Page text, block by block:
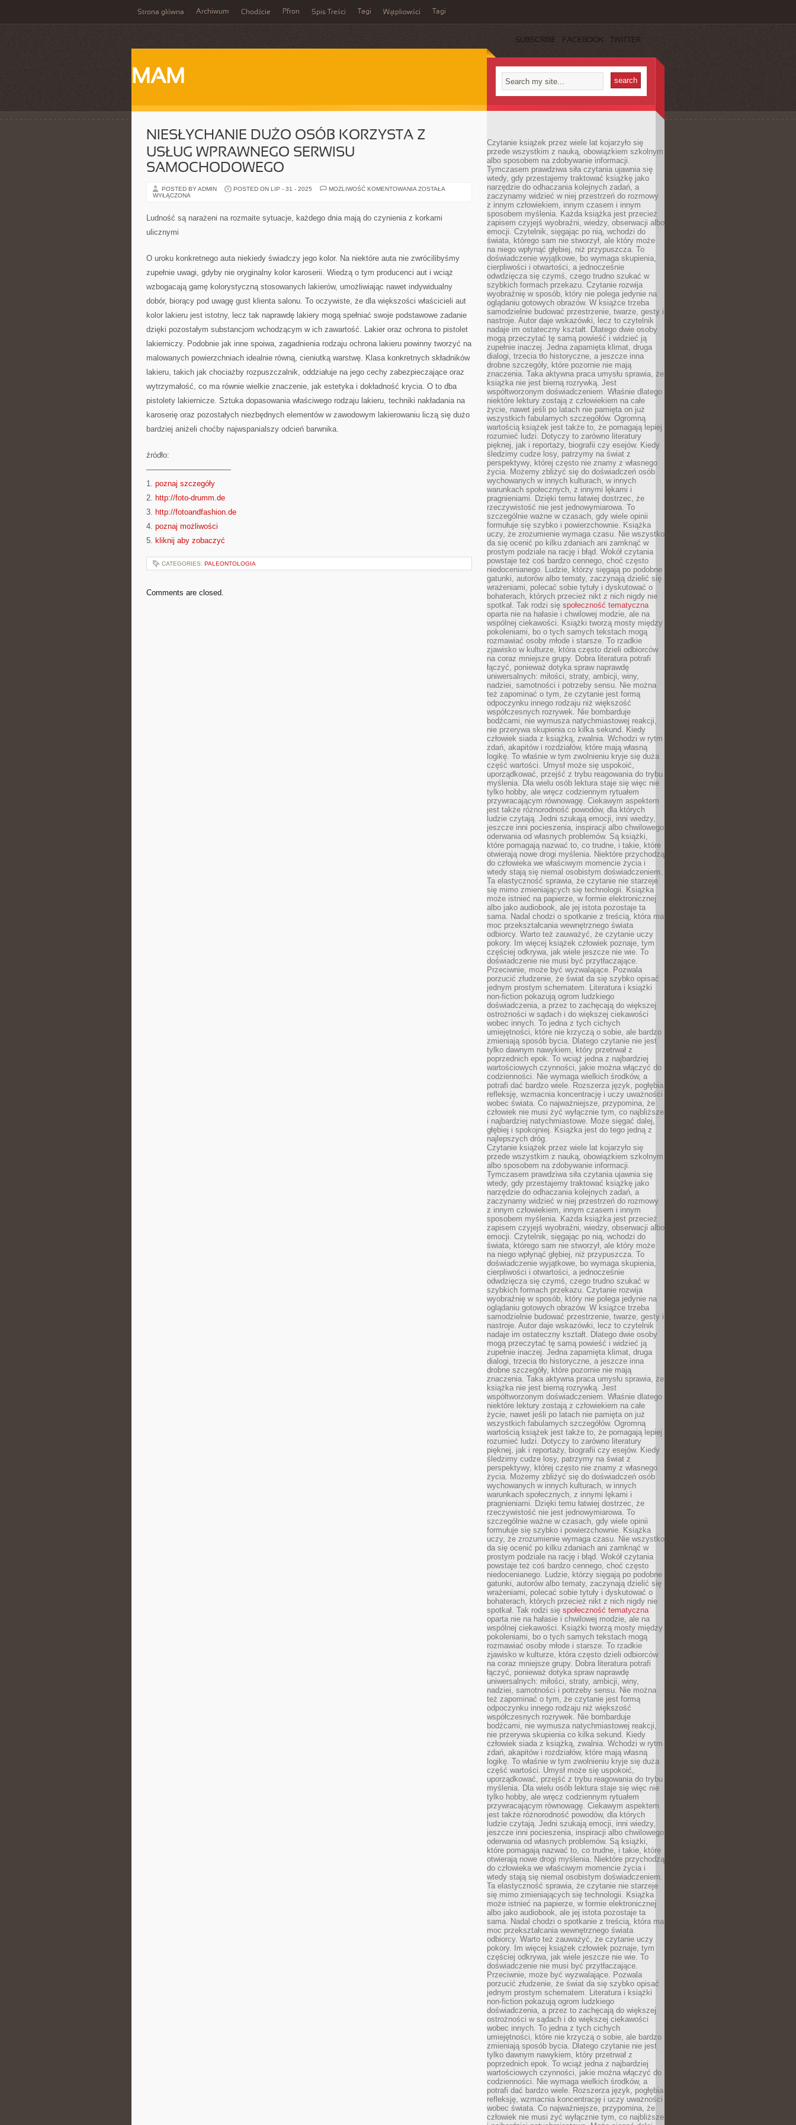
Strona główna Archiwum Chodźcie Pfron Spis Treści Tagi Wątpliowści Tagi
SUBSCRIBE FACEBOOK TWITTER
MAM
NIESŁYCHANIE DUŻO OSÓB KORZYSTA Z
USŁUG WPRAWNEGO SERWISU
SAMOCHODOWEGO
POSTED BY ADMIN POSTED ON LIP - 31 - 2025 MOŻLIWOŚĆ KOMENTOWANIA NIESŁYCHANIE
USŁUG
ZOSTAŁA
WYŁĄCZONA
Ludność są narażeni na rozmaite sytuacje, każdego dnia mają do czynienia z korkami
ulicznymi
O uroku konkretnego auta niekiedy świadczy jego kolor. Na niektóre auta nie zwrócilibyśmy
zupełnie uwagi, gdyby nie oryginalny kolor karoserii. Wiedzą o tym producenci aut i wciąż
wzbogacają gamę kolorystyczną stosowanych lakierów, umożliwiając nawet indywidualny
dobór, biorący pod uwagę gust klienta salonu. To oczywiste, że dla większości właścicieli aut
kolor lakieru jest istotny, lecz tak naprawdę lakiery mogą spełniać swoje podstawowe zadanie
dzięki pozostałym substancjom wchodzącym w ich zawartość. Lakier oraz ochrona to pistolet
lakierniczy. Podobnie jak inne spoiwa, zagadnienia rodzaju ochrona lakieru powinny tworzyć na
malowanych powierzchniach idealnie równą, cieniutką warstwę. Klasa konkretnych składników
lakieru, takich jak chociażby rozpuszczalnik, oddziałuje na jego cechy zabezpieczające oraz
wytrzymałość, co ma równie wielkie znaczenie, jak estetyka i dokładność krycia. O to dba
pistolety lakiernicze. Sztuka dopasowania właściwego rodzaju lakieru, techniki nakładania na
karoserię oraz pozostałych niezbędnych elementów w zawodowym lakierowaniu liczą się dużo
bardziej aniżeli choćby najwspanialszy odcień barwnika.
źródło:
———————————
1. poznaj szczegóły
2. http://foto-drumm.de
3. http://fotoandfashion.de
4. poznaj możliwości
5. kliknij aby zobaczyć
CATEGORIES: PALEONTOLOGIA
Comments are closed.
Czytanie książek przez wiele lat kojarzyło się
przede wszystkim z nauką, obowiązkiem szkolnym
albo sposobem na zdobywanie informacji.
Tymczasem prawdziwa siła czytania ujawnia się
wtedy, gdy przestajemy traktować książkę jako
narzędzie do odhaczania kolejnych zadań, a
zaczynamy widzieć w niej przestrzeń do rozmowy
z innym człowiekiem, innym czasem i innym
sposobem myślenia. Każda książka jest przecież
zapisem czyjejś wyobraźni, wiedzy, obserwacji albo
emocji. Czytelnik, sięgając po nią, wchodzi do
świata, którego sam nie stworzył, ale który może
na niego wpłynąć głębiej, niż przypuszcza. To
doświadczenie wyjątkowe, bo wymaga skupienia,
cierpliwości i otwartości, a jednocześnie
odwdzięcza się czymś, czego trudno szukać w
szybkich formach przekazu. Czytanie rozwija
wyobraźnię w sposób, który nie polega jedynie na
oglądaniu gotowych obrazów. W książce trzeba
samodzielnie budować przestrzenie, twarze, gesty i
nastroje. Autor daje wskazówki, lecz to czytelnik
nadaje im ostateczny kształt. Dlatego dwie osoby
mogą przeczytać tę samą powieść i widzieć ją
zupełnie inaczej. Jedna zapamięta klimat, druga
dialogi, trzecia tło historyczne, a jeszcze inna
drobne szczegóły, które pozornie nie mają
znaczenia. Taka aktywna praca umysłu sprawia, że
książka nie jest bierną rozrywką. Jest
współtworzonym doświadczeniem. Właśnie dlatego
niektóre lektury zostają z człowiekiem na całe
życie, nawet jeśli po latach nie pamięta on już
wszystkich fabularnych szczegółów. Ogromną
wartością książek jest także to, że pomagają lepiej
rozumieć ludzi. Dotyczy to zarówno literatury
pięknej, jak i reportaży, biografii czy esejów. Kiedy
śledzimy cudze losy, patrzymy na świat z
perspektywy, której często nie znamy z własnego
życia. Możemy zbliżyć się do doświadczeń osób
wychowanych w innych kulturach, w innych
warunkach społecznych, z innymi lękami i
pragnieniami. Dzięki temu łatwiej dostrzec, że
rzeczywistość nie jest jednowymiarowa. To
szczególnie ważne w czasach, gdy wiele opinii
formułuje się szybko i powierzchownie. Książka
uczy, że zrozumienie wymaga czasu. Nie wszystko
da się ocenić po kilku zdaniach ani zamknąć w
prostym podziale na rację i błąd. Wokół czytania
powstaje też coś bardzo cennego, choć często
niedocenianego. Ludzie, którzy sięgają po podobne
gatunki, autorów albo tematy, zaczynają dzielić się
wrażeniami, polecać sobie tytuły i dyskutować o
bohaterach, których przecież nikt z nich nigdy nie
spotkał. Tak rodzi się społeczność tematyczna
oparta nie na hałasie i chwilowej modzie, ale na
wspólnej ciekawości. Książki tworzą mosty między
pokoleniami, bo o tych samych tekstach mogą
rozmawiać osoby młode i starsze. To rzadkie
zjawisko w kulturze, która często dzieli odbiorców
na coraz mniejsze grupy. Dobra literatura potrafi
łączyć, ponieważ dotyka spraw naprawdę
uniwersalnych: miłości, straty, ambicji, winy,
nadziei, samotności i potrzeby sensu. Nie można
też zapominać o tym, że czytanie jest formą
odpoczynku innego rodzaju niż większość
współczesnych rozrywek. Nie bombarduje
bodźcami, nie wymusza natychmiastowej reakcji,
nie przerywa skupienia co kilka sekund. Kiedy
człowiek siada z książką, zwalnia. Wchodzi w rytm
zdań, akapitów i rozdziałów, które mają własną
logikę. To właśnie w tym zwolnieniu kryje się duża
część wartości. Umysł może się uspokoić,
uporządkować, przejść z trybu reagowania do trybu
myślenia. Dla wielu osób lektura staje się więc nie
tylko hobby, ale wręcz codziennym rytuałem
przywracającym równowagę. Ciekawym aspektem
jest także różnorodność powodów, dla których
ludzie czytają. Jedni szukają emocji, inni wiedzy,
jeszcze inni pocieszenia, inspiracji albo chwilowego
oderwania od własnych problemów. Są książki,
które pomagają nazwać to, co trudne, i takie, które
otwierają nowe drogi myślenia. Niektóre przychodzą
do człowieka we właściwym momencie życia i
wtedy stają się niemal osobistym doświadczeniem.
Ta elastyczność sprawia, że czytanie nie starzeje
się mimo zmieniających się technologii. Książka
może istnieć na papierze, w formie elektronicznej
albo jako audiobook, ale jej istota pozostaje ta
sama. Nadal chodzi o spotkanie z treścią, która ma
moc przekształcania wewnętrznego świata
odbiorcy. Warto też zauważyć, że czytanie uczy
pokory. Im więcej książek człowiek poznaje, tym
częściej odkrywa, jak wiele jeszcze nie wie. To
doświadczenie nie musi być przytłaczające.
Przeciwnie, może być wyzwalające. Pozwala
porzucić złudzenie, że świat da się szybko opisać
jednym prostym schematem. Literatura i książki
non-fiction pokazują ogrom ludzkiego
doświadczenia, a przez to zachęcają do większej
ostrożności w sądach i do większej ciekawości
wobec innych. To jedna z tych cichych
umiejętności, które nie krzyczą o sobie, ale bardzo
zmieniają sposób bycia. Dlatego czytanie nie jest
tylko dawnym nawykiem, który przetrwał z
poprzednich epok. To wciąż jedna z najbardziej
wartościowych czynności, jakie można włączyć do
codzienności. Nie wymaga wielkich środków, a
potrafi dać bardzo wiele. Rozszerza język, pogłębia
refleksję, wzmacnia koncentrację i uczy uważności
wobec świata. Co najważniejsze, przypomina, że
człowiek nie musi żyć wyłącznie tym, co najbliższe
i najbardziej natychmiastowe. Może sięgać dalej,
głębiej i spokojniej. Książka jest do tego jedną z
najlepszych dróg.
Czytanie książek przez wiele lat kojarzyło się
przede wszystkim z nauką, obowiązkiem szkolnym
albo sposobem na zdobywanie informacji.
Tymczasem prawdziwa siła czytania ujawnia się
wtedy, gdy przestajemy traktować książkę jako
narzędzie do odhaczania kolejnych zadań, a
zaczynamy widzieć w niej przestrzeń do rozmowy
z innym człowiekiem, innym czasem i innym
sposobem myślenia. Każda książka jest przecież
zapisem czyjejś wyobraźni, wiedzy, obserwacji albo
emocji. Czytelnik, sięgając po nią, wchodzi do
świata, którego sam nie stworzył, ale który może
na niego wpłynąć głębiej, niż przypuszcza. To
doświadczenie wyjątkowe, bo wymaga skupienia,
cierpliwości i otwartości, a jednocześnie
odwdzięcza się czymś, czego trudno szukać w
szybkich formach przekazu. Czytanie rozwija
wyobraźnię w sposób, który nie polega jedynie na
oglądaniu gotowych obrazów. W książce trzeba
samodzielnie budować przestrzenie, twarze, gesty i
nastroje. Autor daje wskazówki, lecz to czytelnik
nadaje im ostateczny kształt. Dlatego dwie osoby
mogą przeczytać tę samą powieść i widzieć ją
zupełnie inaczej. Jedna zapamięta klimat, druga
dialogi, trzecia tło historyczne, a jeszcze inna
drobne szczegóły, które pozornie nie mają
znaczenia. Taka aktywna praca umysłu sprawia, że
książka nie jest bierną rozrywką. Jest
współtworzonym doświadczeniem. Właśnie dlatego
niektóre lektury zostają z człowiekiem na całe
życie, nawet jeśli po latach nie pamięta on już
wszystkich fabularnych szczegółów. Ogromną
wartością książek jest także to, że pomagają lepiej
rozumieć ludzi. Dotyczy to zarówno literatury
pięknej, jak i reportaży, biografii czy esejów. Kiedy
śledzimy cudze losy, patrzymy na świat z
perspektywy, której często nie znamy z własnego
życia. Możemy zbliżyć się do doświadczeń osób
wychowanych w innych kulturach, w innych
warunkach społecznych, z innymi lękami i
pragnieniami. Dzięki temu łatwiej dostrzec, że
rzeczywistość nie jest jednowymiarowa. To
szczególnie ważne w czasach, gdy wiele opinii
formułuje się szybko i powierzchownie. Książka
uczy, że zrozumienie wymaga czasu. Nie wszystko
da się ocenić po kilku zdaniach ani zamknąć w
prostym podziale na rację i błąd. Wokół czytania
powstaje też coś bardzo cennego, choć często
niedocenianego. Ludzie, którzy sięgają po podobne
gatunki, autorów albo tematy, zaczynają dzielić się
wrażeniami, polecać sobie tytuły i dyskutować o
bohaterach, których przecież nikt z nich nigdy nie
spotkał. Tak rodzi się społeczność tematyczna
oparta nie na hałasie i chwilowej modzie, ale na
wspólnej ciekawości. Książki tworzą mosty między
pokoleniami, bo o tych samych tekstach mogą
rozmawiać osoby młode i starsze. To rzadkie
zjawisko w kulturze, która często dzieli odbiorców
na coraz mniejsze grupy. Dobra literatura potrafi
łączyć, ponieważ dotyka spraw naprawdę
uniwersalnych: miłości, straty, ambicji, winy,
nadziei, samotności i potrzeby sensu. Nie można
też zapominać o tym, że czytanie jest formą
odpoczynku innego rodzaju niż większość
współczesnych rozrywek. Nie bombarduje
bodźcami, nie wymusza natychmiastowej reakcji,
nie przerywa skupienia co kilka sekund. Kiedy
człowiek siada z książką, zwalnia. Wchodzi w rytm
zdań, akapitów i rozdziałów, które mają własną
logikę. To właśnie w tym zwolnieniu kryje się duża
część wartości. Umysł może się uspokoić,
uporządkować, przejść z trybu reagowania do trybu
myślenia. Dla wielu osób lektura staje się więc nie
tylko hobby, ale wręcz codziennym rytuałem
przywracającym równowagę. Ciekawym aspektem
jest także różnorodność powodów, dla których
ludzie czytają. Jedni szukają emocji, inni wiedzy,
jeszcze inni pocieszenia, inspiracji albo chwilowego
oderwania od własnych problemów. Są książki,
które pomagają nazwać to, co trudne, i takie, które
otwierają nowe drogi myślenia. Niektóre przychodzą
do człowieka we właściwym momencie życia i
wtedy stają się niemal osobistym doświadczeniem.
Ta elastyczność sprawia, że czytanie nie starzeje
się mimo zmieniających się technologii. Książka
może istnieć na papierze, w formie elektronicznej
albo jako audiobook, ale jej istota pozostaje ta
sama. Nadal chodzi o spotkanie z treścią, która ma
moc przekształcania wewnętrznego świata
odbiorcy. Warto też zauważyć, że czytanie uczy
pokory. Im więcej książek człowiek poznaje, tym
częściej odkrywa, jak wiele jeszcze nie wie. To
doświadczenie nie musi być przytłaczające.
Przeciwnie, może być wyzwalające. Pozwala
porzucić złudzenie, że świat da się szybko opisać
jednym prostym schematem. Literatura i książki
non-fiction pokazują ogrom ludzkiego
doświadczenia, a przez to zachęcają do większej
ostrożności w sądach i do większej ciekawości
wobec innych. To jedna z tych cichych
umiejętności, które nie krzyczą o sobie, ale bardzo
zmieniają sposób bycia. Dlatego czytanie nie jest
tylko dawnym nawykiem, który przetrwał z
poprzednich epok. To wciąż jedna z najbardziej
wartościowych czynności, jakie można włączyć do
codzienności. Nie wymaga wielkich środków, a
potrafi dać bardzo wiele. Rozszerza język, pogłębia
refleksję, wzmacnia koncentrację i uczy uważności
wobec świata. Co najważniejsze, przypomina, że
człowiek nie musi żyć wyłącznie tym, co najbliższe